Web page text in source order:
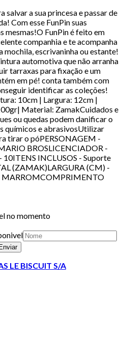
salvar a sua princesa e passar de
Com esse FunPin suas
mesmas!O FunPin é feito em
companhia e te acompanha
mochila, escrivaninha ou estante!
automotiva que não arranha
tarraxas para fixação e um
em pé! conta também com
identificar as coleções!
10cm | Largura: 12cm |
Material: ZamakCuidados e
ou quedas podem danificar o
químicos e abrasivosUtilizar
tirar o póPERSONAGEM -
BROSLICENCIADOR -
INCLUSOS - Suporte
(ZAMAK)LARGURA (CM) -
MARROMCOMPRIMENTO
no momento
Enviar
LE BISCUIT S/A